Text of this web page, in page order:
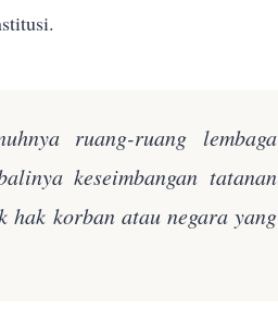
ruang-ruang lembaga
keseimbangan tatanan
hak korban atau negara yang